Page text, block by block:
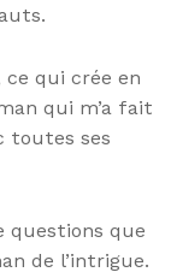
ce qui crée en
qui m’a fait
toutes ses
questions que
de l’intrigue.